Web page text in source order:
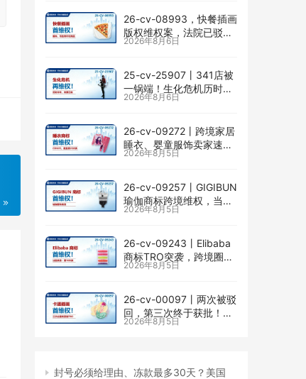
26-cv-08993，快餐插画
版权维权案，法院已驳回
批量合并，剩余商家不要
2026年8月6日
25-cv-25907㇑341店被
一锅端！生化危机历时半
年TRO传票已发，8月24
2026年8月6日
26-cv-09272㇑跨境家居
睡衣、婴童服饰卖家速自
查CENLYE商标滥用情况
2026年8月5日
26-cv-09257㇑GIGIBUN
瑜伽商标跨境维权，当心
TRO冻结风险
2026年8月5日
26-cv-09243㇑Elibaba
商标TRO突袭，跨境圈内
卷持续升级
2026年8月5日
26-cv-00097㇑两次被驳
回，第三次终于获批！几
乎被遗忘的Senay
2026年8月5日
封号必须给理由、冻款最多30天？美国